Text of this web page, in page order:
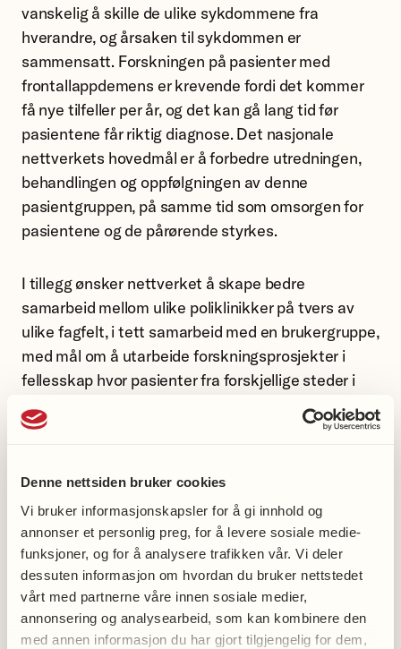
Denne nettsiden bruker cookies
Vi bruker informasjonskapsler for å gi innhold og
annonser et personlig preg, for å levere sosiale medie-
funksjoner, og for å analysere trafikken vår. Vi deler
dessuten informasjon om hvordan du bruker nettstedet
vårt med partnerne våre innen sosiale medier,
annonsering og analysearbeid, som kan kombinere den
med annen informasjon du har gjort tilgjengelig for dem,
vanskelig å skille de ulike sykdommene fra
hverandre, og årsaken til sykdommen er
sammensatt. Forskningen på pasienter med
frontallappdemens er krevende fordi det kommer
få nye tilfeller per år, og det kan gå lang tid før
pasientene får riktig diagnose. Det nasjonale
nettverkets hovedmål er å forbedre utredningen,
behandlingen og oppfølgningen av denne
pasientgruppen, på samme tid som omsorgen for
pasientene og de pårørende styrkes.
I tillegg ønsker nettverket å skape bedre
samarbeid mellom ulike poliklinikker på tvers av
ulike fagfelt, i tett samarbeid med en brukergruppe,
med mål om å utarbeide forskningsprosjekter i
fellesskap hvor pasienter fra forskjellige steder i
landet kan delta. Nettverket ønsker også å
forbedre de diagnostiske verktøyene, slik at riktig
forståelsen av mekanismene bak sykdommen.